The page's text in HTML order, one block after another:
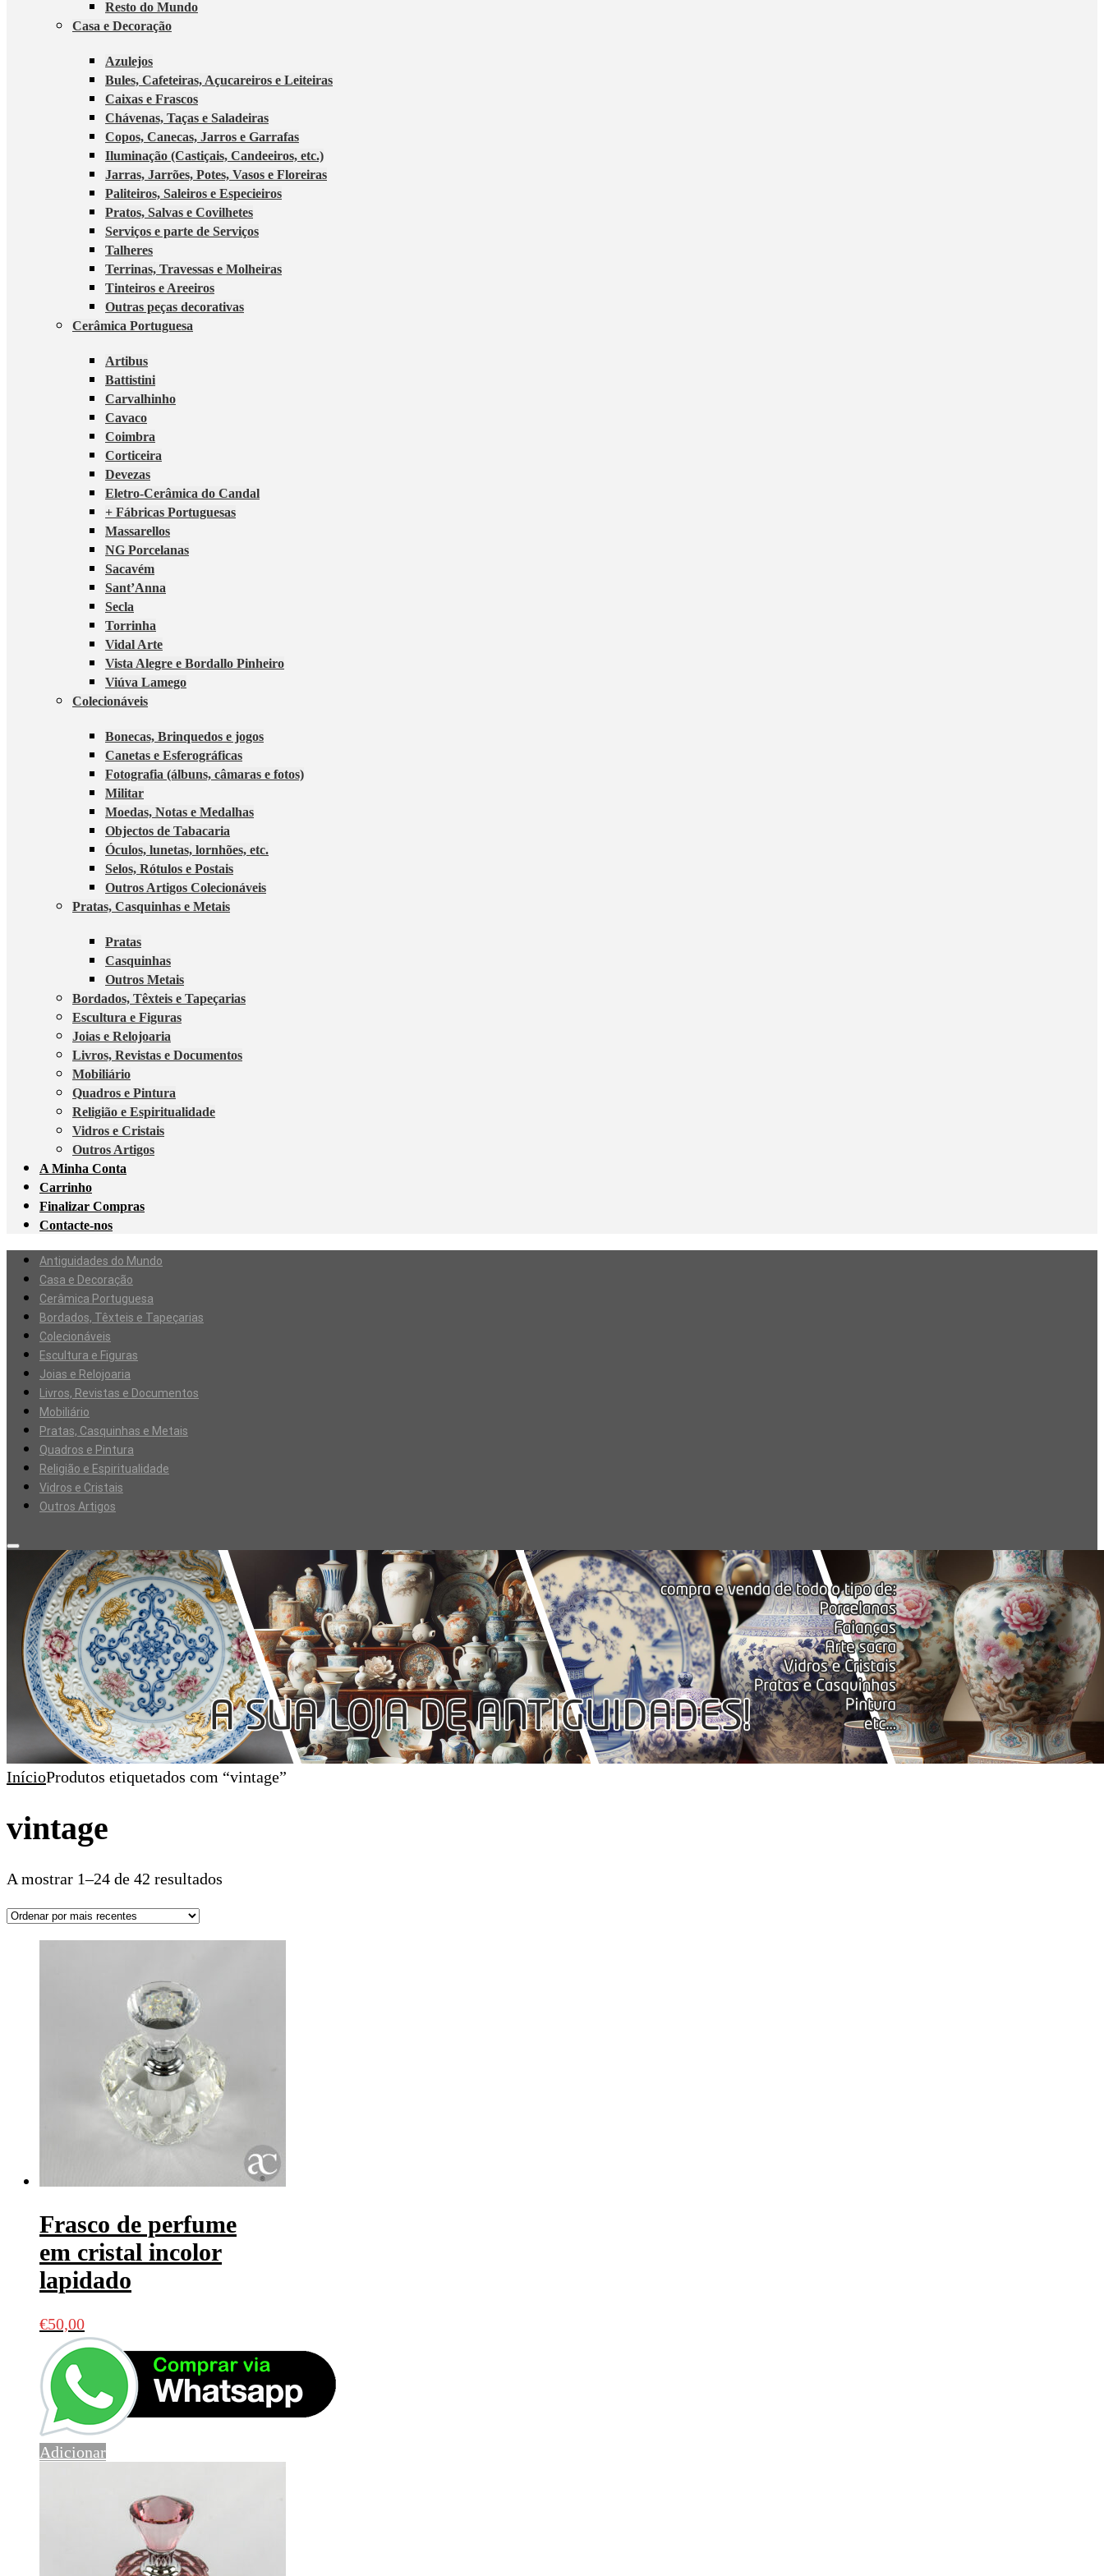
Resto do Mundo
Casa e Decoração
Azulejos
Bules, Cafeteiras, Açucareiros e Leiteiras
Caixas e Frascos
Chávenas, Taças e Saladeiras
Copos, Canecas, Jarros e Garrafas
Iluminação (Castiçais, Candeeiros, etc.)
Jarras, Jarrões, Potes, Vasos e Floreiras
Paliteiros, Saleiros e Especieiros
Pratos, Salvas e Covilhetes
Serviços e parte de Serviços
Talheres
Terrinas, Travessas e Molheiras
Tinteiros e Areeiros
Outras peças decorativas
Cerâmica Portuguesa
Artibus
Battistini
Carvalhinho
Cavaco
Coimbra
Corticeira
Devezas
Eletro-Cerâmica do Candal
+ Fábricas Portuguesas
Massarellos
NG Porcelanas
Sacavém
Sant’Anna
Secla
Torrinha
Vidal Arte
Vista Alegre e Bordallo Pinheiro
Viúva Lamego
Colecionáveis
Bonecas, Brinquedos e jogos
Canetas e Esferográficas
Fotografia (álbuns, câmaras e fotos)
Militar
Moedas, Notas e Medalhas
Objectos de Tabacaria
Óculos, lunetas, lornhões, etc.
Selos, Rótulos e Postais
Outros Artigos Colecionáveis
Pratas, Casquinhas e Metais
Pratas
Casquinhas
Outros Metais
Bordados, Têxteis e Tapeçarias
Escultura e Figuras
Joias e Relojoaria
Livros, Revistas e Documentos
Mobiliário
Quadros e Pintura
Religião e Espiritualidade
Vidros e Cristais
Outros Artigos
A Minha Conta
Carrinho
Finalizar Compras
Contacte-nos
Antiguidades do Mundo
Casa e Decoração
Cerâmica Portuguesa
Bordados, Têxteis e Tapeçarias
Colecionáveis
Escultura e Figuras
Joias e Relojoaria
Livros, Revistas e Documentos
Mobiliário
Pratas, Casquinhas e Metais
Quadros e Pintura
Religião e Espiritualidade
Vidros e Cristais
Outros Artigos
InícioProdutos etiquetados com “vintage”
vintage
A mostrar 1–24 de 42 resultados
Frasco de perfume
em cristal incolor
lapidado
€50,00
Adicionar